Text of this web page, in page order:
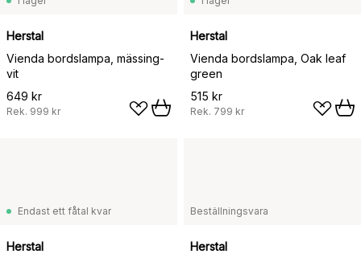
Herstal
Vienda bordslampa, mässing-
vit
649 kr
Rek. 999 kr
Herstal
Vienda bordslampa, Oak leaf
green
515 kr
Rek. 799 kr
Endast ett fåtal kvar
Herstal
Beställningsvara
Herstal